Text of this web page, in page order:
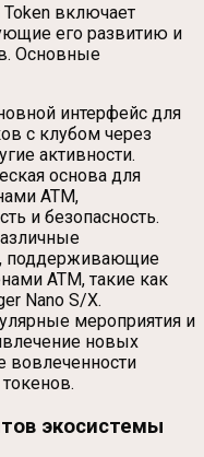
включает
его развитию и
Основные
интерфейс для
с клубом через
активности.
основа для
ATM,
и безопасность.
поддерживающие
ATM, такие как
Nano S/X.
мероприятия и
новых
вовлеченности
экосистемы